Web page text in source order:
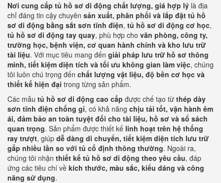
Nơi cung cấp tủ hồ sơ di động chất lượng, giá hợp lý là địa
chỉ đáng tin cậy chuyên sản xuất, phân phối và lắp đặt tủ hồ
sơ di động bằng sắt sơn tĩnh điện, tủ hồ sơ di động cơ học,
tủ hồ sơ di động tay quay, phù hợp cho văn phòng, công ty,
trường học, bệnh viện, cơ quan hành chính và kho lưu trữ
tài liệu. Với mục tiêu mang đến giải pháp lưu trữ hồ sơ thông
minh, tiết kiệm diện tích và tối ưu không gian làm việc, chúng
tôi luôn chú trọng đến chất lượng vật liệu, độ bền cơ học và
thiết kế hiện đại trong từng sản phẩm.
Các mẫu tủ hồ sơ di động cao cấp được chế tạo từ thép dày
sơn tĩnh điện chống gỉ, có khả năng chịu tải tốt, vận hành êm
ái, đảm bảo an toàn tuyệt đối cho tài liệu, hồ sơ và sổ sách
quan trọng. Sản phẩm được thiết kế linh hoạt trên hệ thống
ray trượt, giúp dễ dàng di chuyển, tiết kiệm diện tích lưu trữ
gấp nhiều lần so với tủ cố định thông thường. Ngoài ra,
chúng tôi nhận thiết kế tủ hồ sơ di động theo yêu cầu, đáp
ứng các tiêu chí về kích thước, màu sắc, kiểu dáng và công
năng sử dụng.